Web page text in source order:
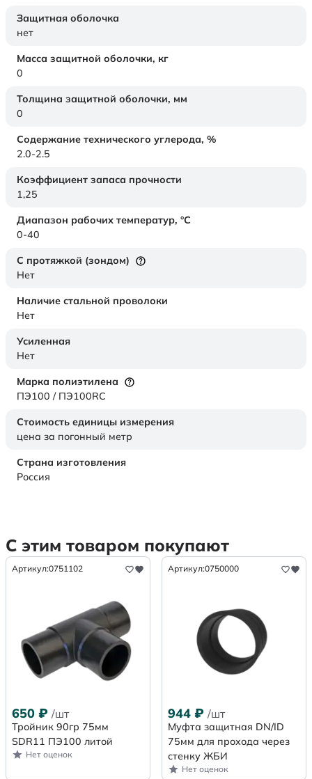
Защитная оболочка
нет
Масса защитной оболочки, кг
0
Толщина защитной оболочки, мм
0
Содержание технического углерода, %
2.0-2.5
Коэффициент запаса прочности
1,25
Диапазон рабочих температур, °C
0-40
С протяжкой (зондом)
Нет
Наличие стальной проволоки
Нет
Усиленная
Нет
Марка полиэтилена
ПЭ100 / ПЭ100RC
Стоимость единицы измерения
цена за погонный метр
Страна изготовления
Россия
С этим товаром покупают
Артикул:0751102
650 ₽ /шт
Тройник 90гр 75мм
SDR11 ПЭ100 литой
Нет оценок
Артикул:0750000
944 ₽ /шт
Муфта защитная DN/ID
75мм для прохода через
стенку ЖБИ
Нет оценок